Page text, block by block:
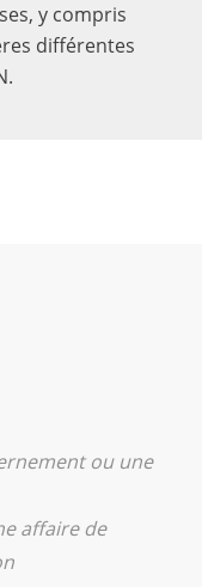
y compris
différentes
ou une
affaire de